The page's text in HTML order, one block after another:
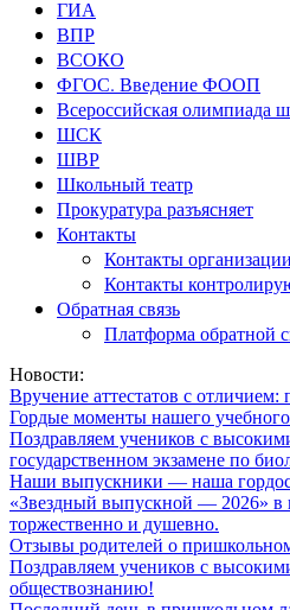
ГИА
ВПР
ВСОКО
ФГОС. Введение ФООП
Всероссийская олимпиада
ШСК
ШВР
Школьный театр
Прокуратура разъясняет
Контакты
Контакты организации
Контакты
Обратная связь
Платформа обратной
Новости:
Вручение аттестатов с отличием:
Гордые моменты нашего учебного
Поздравляем учеников с
государственном экзамене по
Наши выпускники — наша
«Звездный выпускной — 2026»
торжественно и душевно.
Отзывы родителей о
Поздравляем учеников с
обществознанию!